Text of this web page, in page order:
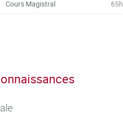
(hors respiratoire, cf séminaire)
Cours Magistral 65h